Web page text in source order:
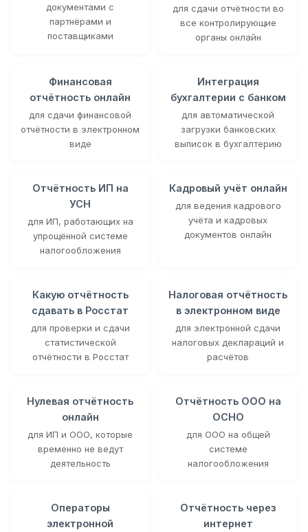
документами с
партнёрами и
поставщиками
для сдачи отчётности во
все контролирующие
органы онлайн
Финансовая
отчётность онлайн
для сдачи финансовой
отчётности в электронном
виде
Интеграция
бухгалтерии с банком
для автоматической
загрузки банковских
выписок в бухгалтерию
Отчётность ИП на
УСН
для ИП, работающих на
упрощённой системе
налогообложения
Кадровый учёт онлайн
для ведения кадрового
учёта и кадровых
документов онлайн
Какую отчётность
сдавать в Росстат
для проверки и сдачи
статистической
отчётности в Росстат
Налоговая отчётность
в электронном виде
для электронной сдачи
налоговых деклараций и
расчётов
Нулевая отчётность
онлайн
для ИП и ООО, которые
временно не ведут
деятельность
Отчётность ООО на
ОСНО
для ООО на общей
системе
налогообложения
Операторы
электронной
Отчётность через
интернет